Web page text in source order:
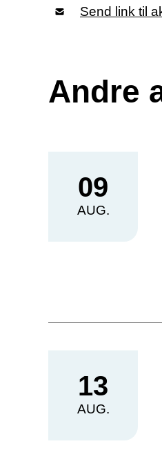
Send link til
Andre
09
AUG.
13
AUG.